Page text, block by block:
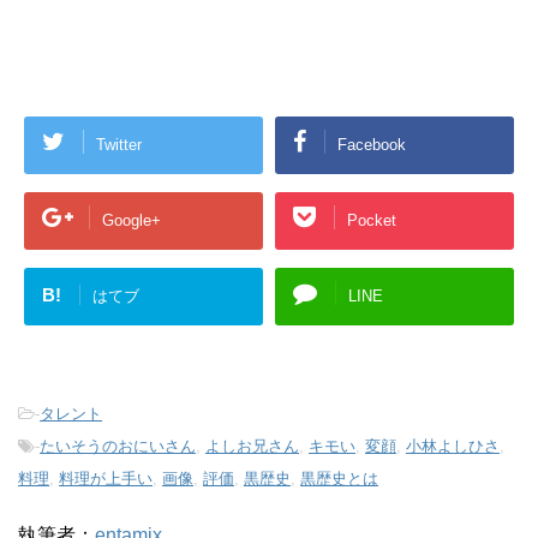
Twitter Facebook
Google+ Pocket
B! はてブ LINE
-タレント
-たいそうのおにいさん よしお兄さん キモい 変顔 小林よしひさ
料理 料理が上手い 画像 評価 黒歴史 黒歴史とは